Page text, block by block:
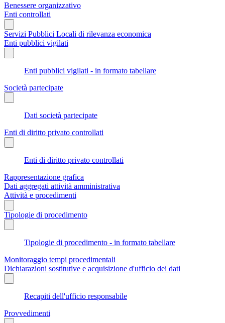
Benessere organizzativo
Enti controllati
Servizi Pubblici Locali di rilevanza economica
Enti pubblici vigilati
Enti pubblici vigilati - in formato tabellare
Società partecipate
Dati società partecipate
Enti di diritto privato controllati
Enti di diritto privato controllati
Rappresentazione grafica
Dati aggregati attività amministrativa
Attività e procedimenti
Tipologie di procedimento
Tipologie di procedimento - in formato tabellare
Monitoraggio tempi procedimentali
Dichiarazioni sostitutive e acquisizione d'ufficio dei dati
Recapiti dell'ufficio responsabile
Provvedimenti